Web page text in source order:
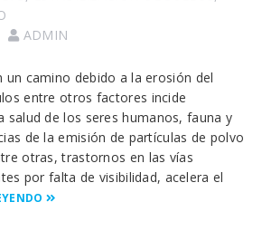
ADMIN
un camino debido a la erosión del
entre otros factores incide
salud de los seres humanos, fauna y
de la emisión de partículas de polvo
otras, trastornos en las vías
por falta de visibilidad, acelera el